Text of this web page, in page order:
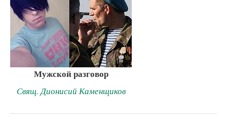
Мужской разговор
Свящ. Дионисий Каменщиков